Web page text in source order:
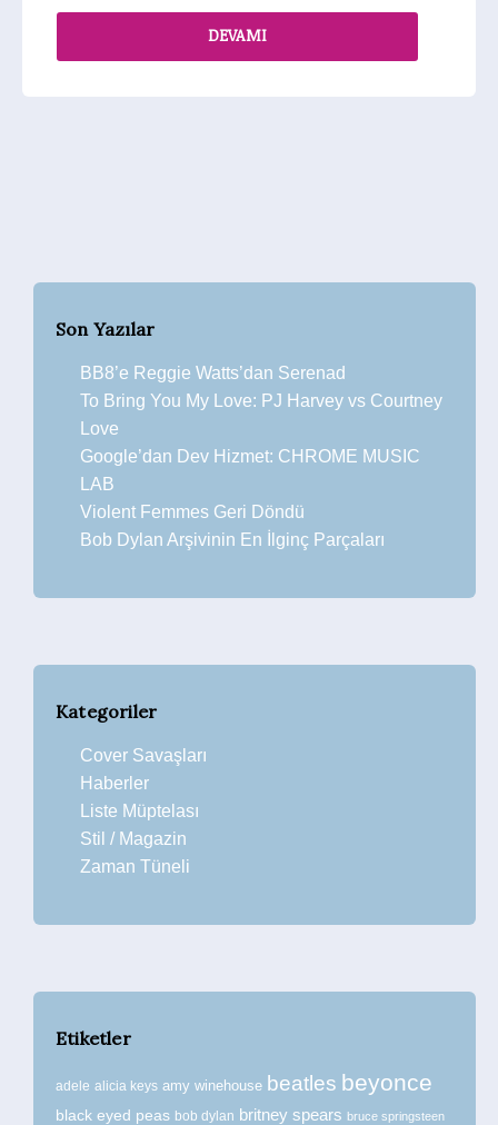
DEVAMI
Son Yazılar
BB8’e Reggie Watts’dan Serenad
To Bring You My Love: PJ Harvey vs Courtney
Love
Google’dan Dev Hizmet: CHROME MUSIC
LAB
Violent Femmes Geri Döndü
Bob Dylan Arşivinin En İlginç Parçaları
Kategoriler
Cover Savaşları
Haberler
Liste Müptelası
Stil / Magazin
Zaman Tüneli
Etiketler
adele alicia keys amy winehouse beatles beyonce
black eyed peas bob dylan britney spears bruce springsteen